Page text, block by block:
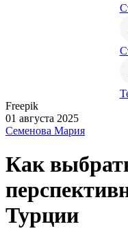
Freepik
01 августа 2025
Семенова Мария
Как
Турции